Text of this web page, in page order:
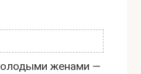
женами —